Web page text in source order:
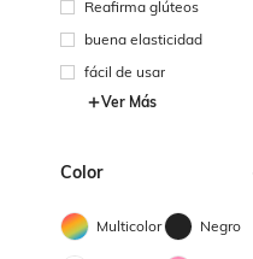
Reafirma glúteos
buena elasticidad
fácil de usar
Ver Más
Color
Multicolor Negro